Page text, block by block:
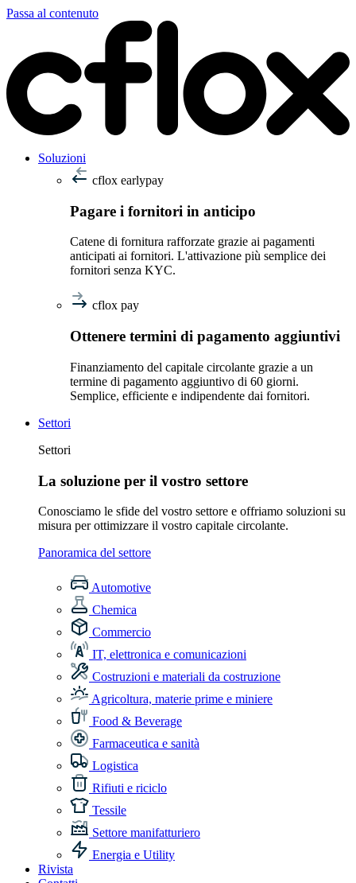
Passa al contenuto
Soluzioni
cflox earlypay
Pagare i fornitori in anticipo
Catene di fornitura rafforzate grazie ai pagamenti
anticipati ai fornitori. L'attivazione più semplice dei
fornitori senza KYC.
cflox pay
Ottenere termini di pagamento aggiuntivi
Finanziamento del capitale circolante grazie a un
termine di pagamento aggiuntivo di 60 giorni.
Semplice, efficiente e indipendente dai fornitori.
Settori
Settori
La soluzione per il vostro settore
Conosciamo le sfide del vostro settore e offriamo soluzioni su
misura per ottimizzare il vostro capitale circolante.
Panoramica del settore
Automotive
Chemica
Commercio
IT, elettronica e comunicazioni
Costruzioni e materiali da costruzione
Agricoltura, materie prime e miniere
Food & Beverage
Farmaceutica e sanità
Logistica
Rifiuti e riciclo
Tessile
Settore manifatturiero
Energia e Utility
Rivista